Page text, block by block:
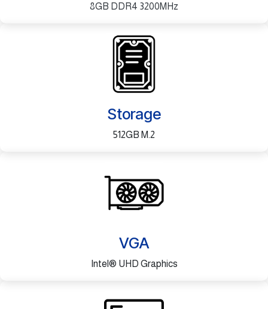
8GB DDR4 3200MHz
Storage
512GB M.2
VGA
Intel® UHD Graphics